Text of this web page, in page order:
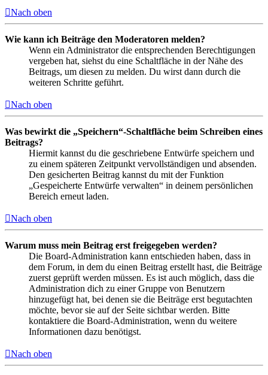
Nach oben
Wie kann ich Beiträge den Moderatoren melden?
Wenn ein Administrator die entsprechenden Berechtigungen
vergeben hat, siehst du eine Schaltfläche in der Nähe des
Beitrags, um diesen zu melden. Du wirst dann durch die
weiteren Schritte geführt.
Nach oben
Was bewirkt die „Speichern“-Schaltfläche beim Schreiben eines
Beitrags?
Hiermit kannst du die geschriebene Entwürfe speichern und
zu einem späteren Zeitpunkt vervollständigen und absenden.
Den gesicherten Beitrag kannst du mit der Funktion
„Gespeicherte Entwürfe verwalten“ in deinem persönlichen
Bereich erneut laden.
Nach oben
Warum muss mein Beitrag erst freigegeben werden?
Die Board-Administration kann entschieden haben, dass in
dem Forum, in dem du einen Beitrag erstellt hast, die Beiträge
zuerst geprüft werden müssen. Es ist auch möglich, dass die
Administration dich zu einer Gruppe von Benutzern
hinzugefügt hat, bei denen sie die Beiträge erst begutachten
möchte, bevor sie auf der Seite sichtbar werden. Bitte
kontaktiere die Board-Administration, wenn du weitere
Informationen dazu benötigst.
Nach oben